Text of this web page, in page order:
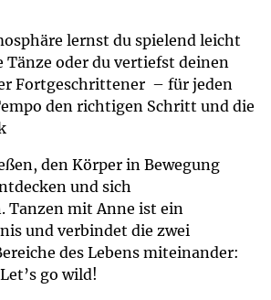
lernst du spielend leicht
Tänze oder du vertiefst deinen
Fortgeschrittener – für jeden
den richtigen Schritt und die
den Körper in Bewegung
und sich
Tanzen mit Anne ist ein
und verbindet die zwei
des Lebens miteinander:
go wild!